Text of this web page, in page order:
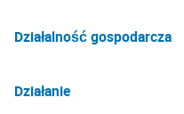
Działalność gospodarcza
Działanie